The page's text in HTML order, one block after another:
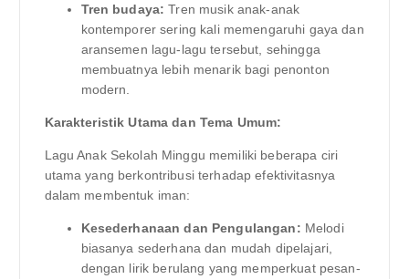
Tren budaya: Tren musik anak-anak
kontemporer sering kali memengaruhi gaya dan
aransemen lagu-lagu tersebut, sehingga
membuatnya lebih menarik bagi penonton
modern.
Karakteristik Utama dan Tema Umum:
Lagu Anak Sekolah Minggu memiliki beberapa ciri
utama yang berkontribusi terhadap efektivitasnya
dalam membentuk iman:
Kesederhanaan dan Pengulangan: Melodi
biasanya sederhana dan mudah dipelajari,
dengan lirik berulang yang memperkuat pesan-